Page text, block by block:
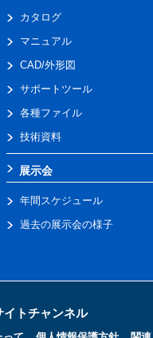
カタログ
マニュアル
CAD/外形図
サポートツール
各種ファイル
技術資料
展示会
年間スケジュール
過去の展示会の様子
イトチャンネル